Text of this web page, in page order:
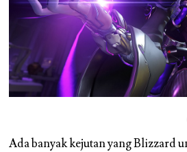
Ada banyak kejutan yang Blizzard